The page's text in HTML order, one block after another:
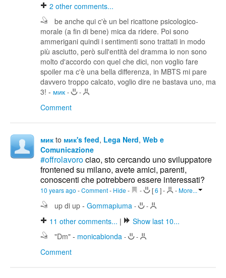
2 other comments...
be anche qui c'è un bel ricattone psicologico-
morale (a fin di bene) mica da ridere. Poi sono
ammerigani quindi i sentimenti sono trattati in modo
più asciutto, però sull'entità del dramma io non sono
molto d'accordo con quel che dici, non voglio fare
spoiler ma c'è una bella differenza, in MBTS mi pare
davvero troppo calcato, voglio dire ne bastava uno, ma
3! - мик - -
Comment
мик to мик's feed, Lega Nerd, Web e
Comunicazione
#offrolavorociao, sto cercando uno sviluppatore
frontened su milano, avete amici, parenti,
conoscenti che potrebbero essere interessati?
10 years ago -Comment- Hide - - [6 ]- -More...
up di up - Gommapiuma - -
11 other comments... |
Show last 10...
"Dm" - monicabionda - -
Comment